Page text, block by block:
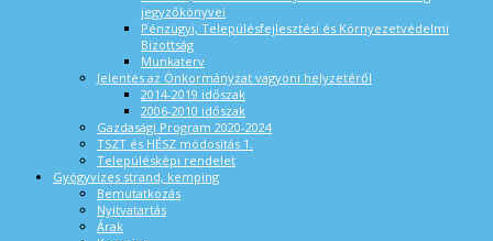
jegyzőkönyvei
Pénzügyi, Településfejlesztési és Környezetvédelmi
Bizottság
Munkaterv
Jelentés az Önkormányzat vagyoni helyzetéről
2014-2019 időszak
2006-2010 időszak
Gazdasági Program 2020-2024
TSZT és HÉSZ módosítás 1.
Településképi rendelet
Gyógyvizes strand, kemping
Bemutatkozás
Nyitvatartás
Árak